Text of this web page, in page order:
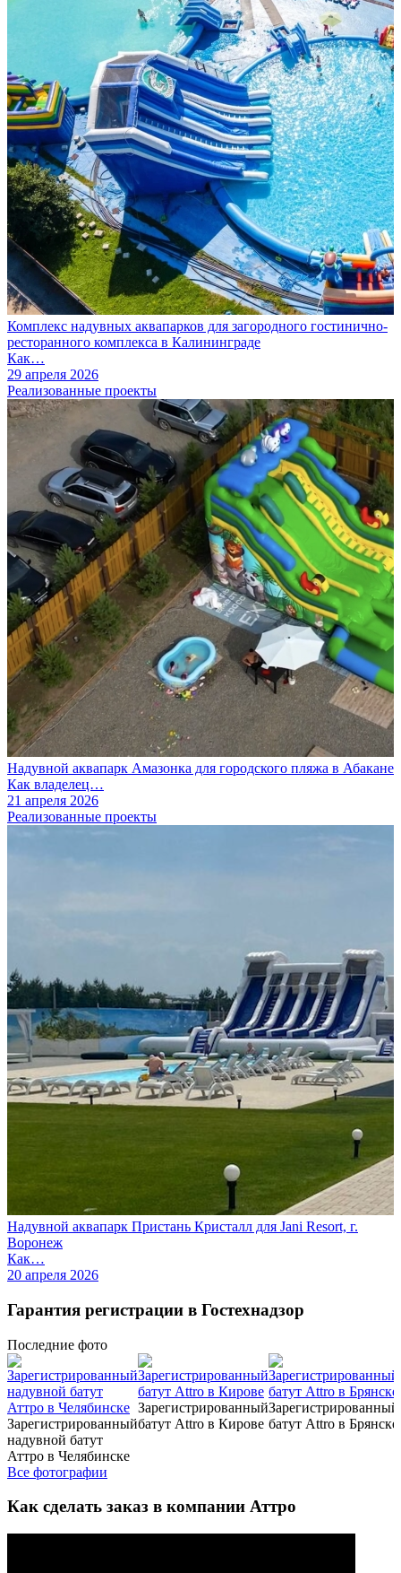
Комплекс надувных аквапарков для загородного гостинично-
ресторанного комплекса в Калининграде
Как…
29 апреля 2026
Реализованные проекты
Надувной аквапарк Амазонка для городского пляжа в Абакане
Как владелец…
21 апреля 2026
Реализованные проекты
Надувной аквапарк Пристань Кристалл для Jani Resort, г.
Воронеж
Как…
20 апреля 2026
Гарантия регистрации в Гостехнадзор
Последние фото
Зарегистрированный
надувной батут
Аттро в Челябинске
Зарегистрированный
батут Attro в Кирове
Зарегистрированный
батут Attro в Брянске
Все фотографии
Как сделать заказ в компании Аттро